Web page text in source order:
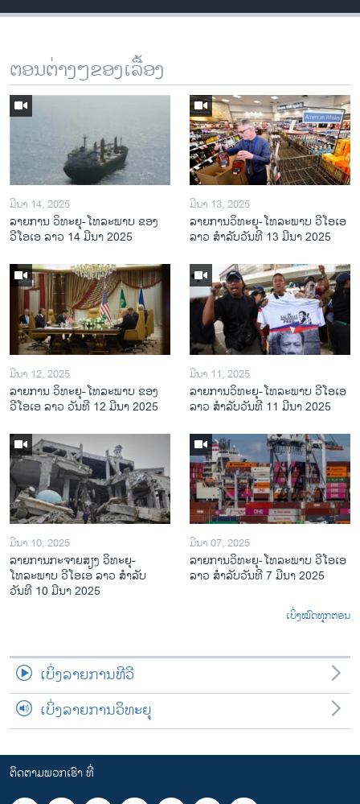
ຕອນຕ່າງໆຂອງເລື້ອງ
ມີນາ 14, 2025
ລາຍການ ວິທະຍຸ-ໂທລະພາບ ຂອງ
ວີໂອເອ ລາວ 14 ມີນາ 2025
ມີນາ 13, 2025
ລາຍການວິ​ທະ​ຍຸ-ໂທ​ລະ​ພາບ ວີໂອເອ
ລາວ ສຳ​ລັບ​ວັນ​ທີ 13 ມີ​ນາ 2025
ມີນາ 12, 2025
ລາຍການ ວິທະຍຸ-ໂທລະພາບ ຂອງ
ວີໂອເອ ລາວ ວັນທີ 12 ມີນາ 2025
ມີນາ 11, 2025
ລາຍການວິ​ທະ​ຍຸ-ໂທ​ລະ​ພາບ ວີໂອເອ
ລາວ ສຳ​ລັບ​ວັນ​ທີ 11 ມີ​ນາ 2025
ມີນາ 10, 2025
ລາຍການກະຈາຍສຽງ ວິທະຍຸ-
ໂທລະພາບ ວີໂອເອ ລາວ ສຳລັບ
ວັນທີ 10 ມີນາ 2025
ມີນາ 07, 2025
ລາຍການ​ວິ​ທະ​ຍ​ຸ-ໂທ​ລະ​ພາບ ວີໂອເອ
ລາວ ສຳ​ລັບ​ວັນ​ທີ 7 ມີ​ນາ 2025
ເບິ່ງໝົດທຸກຕອນ
ເບິ່ງລາຍການທີວີ
ເບິ່ງລາຍການວິທະຍຸ
ຕິດຕາມພວກເຮົາ ທີ່